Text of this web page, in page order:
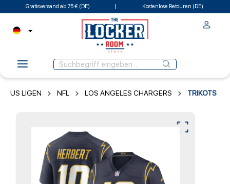
Gratisversand ab 75 € (DE) Kostenlose Retouren (DE)
US LIGEN NFL LOS ANGELES CHARGERS TRIKOTS